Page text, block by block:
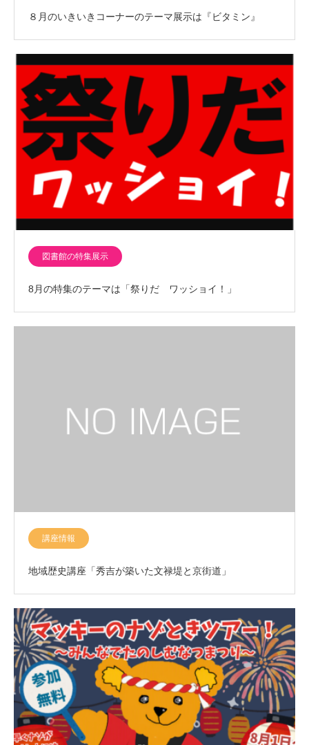
８月のいきいきコーナーのテーマ展示は『ビタミン』
図書館の特集展示
8月の特集のテーマは「祭りだ ワッショイ！」
講座情報
地域歴史講座「秀吉が築いた文禄堤と京街道」